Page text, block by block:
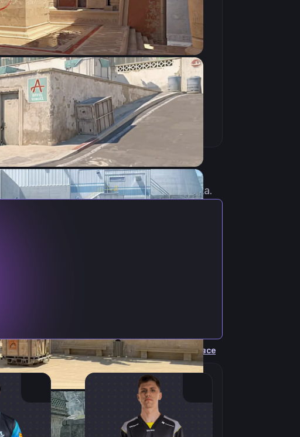
Скопировать
с актуальными настройками игрока.
Cмотреть все